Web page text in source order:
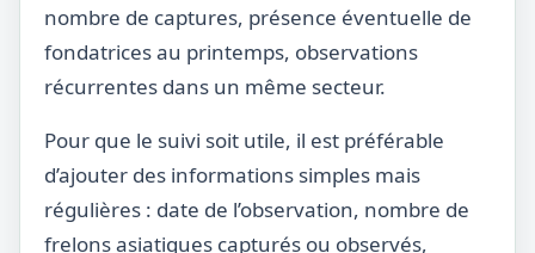
nombre de captures, présence éventuelle de
fondatrices au printemps, observations
récurrentes dans un même secteur.
Pour que le suivi soit utile, il est préférable
d’ajouter des informations simples mais
régulières : date de l’observation, nombre de
frelons asiatiques capturés ou observés,